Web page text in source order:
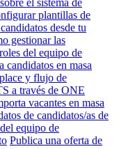
plantillas de
desde tu
gestionar las
del equipo de
candidatos en masa
y flujo de
a través de ONE
vacantes en masa
de candidatos/as de
equipo de
Publica una oferta de